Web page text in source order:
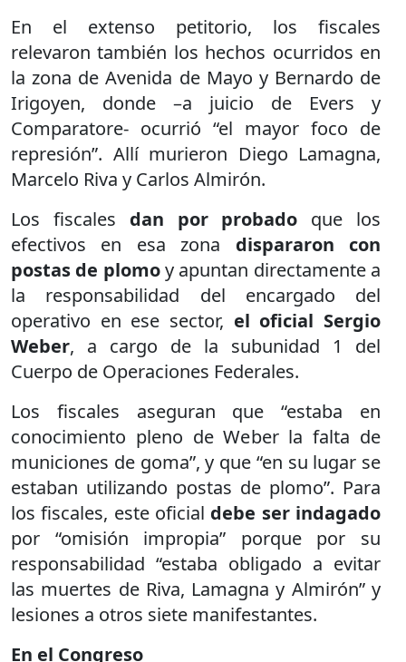
En el extenso petitorio, los fiscales
relevaron también los hechos ocurridos en
la zona de Avenida de Mayo y Bernardo de
Irigoyen, donde –a juicio de Evers y
Comparatore- ocurrió “el mayor foco de
represión”. Allí murieron Diego Lamagna,
Marcelo Riva y Carlos Almirón.
Los fiscales dan por probado que los
efectivos en esa zona dispararon con
postas de plomoy apuntan directamente a
la responsabilidad del encargado del
operativo en ese sector, el oficial Sergio
Weber, a cargo de la subunidad 1 del
Cuerpo de Operaciones Federales.
Los fiscales aseguran que “estaba en
conocimiento pleno de Weber la falta de
municiones de goma”, y que “en su lugar se
estaban utilizando postas de plomo”. Para
los fiscales, este oficial debe ser indagado
por “omisión impropia” porque por su
responsabilidad “estaba obligado a evitar
las muertes de Riva, Lamagna y Almirón” y
lesiones a otros siete manifestantes.
En el Congreso